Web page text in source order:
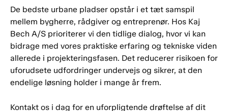
De bedste urbane pladser opstår i et tæt samspil
mellem bygherre, rådgiver og entreprenør. Hos Kaj
Bech A/S prioriterer vi den tidlige dialog, hvor vi kan
bidrage med vores praktiske erfaring og tekniske viden
allerede i projekteringsfasen. Det reducerer risikoen for
uforudsete udfordringer undervejs og sikrer, at den
endelige løsning holder i mange år frem.
Kontakt os i dag for en uforpligtende drøftelse af dit